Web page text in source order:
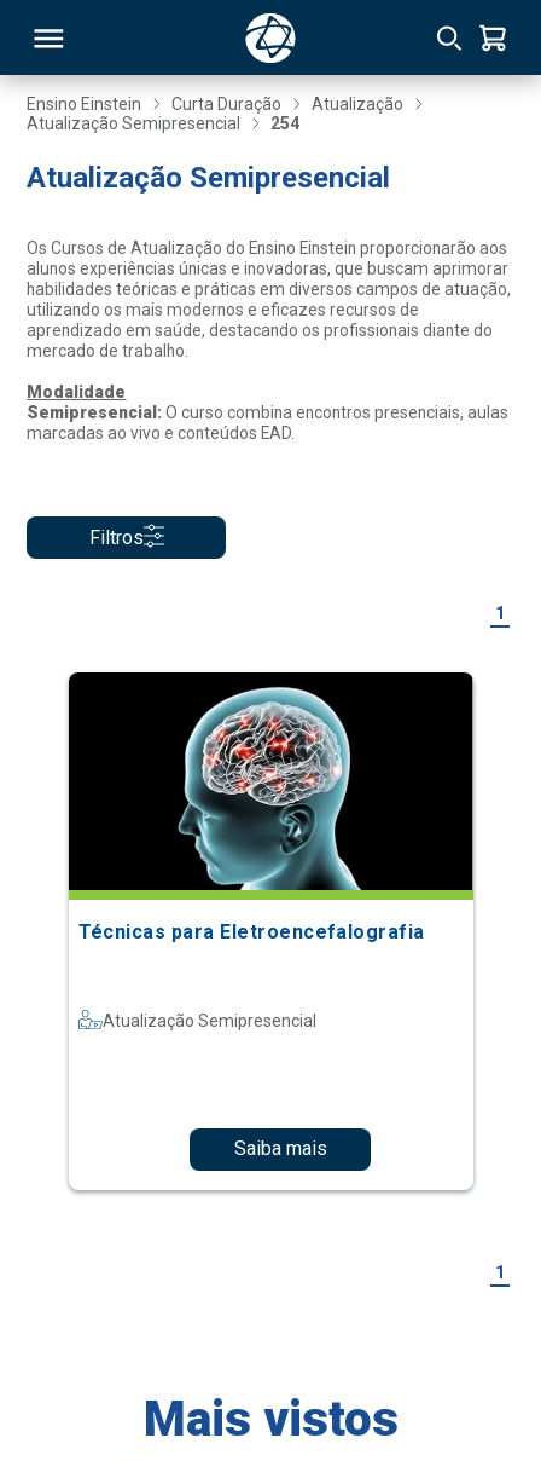
Ensino Einstein Curta Duração
Atualização
Atualização Semipresencial
254
Atualização Semipresencial
Os Cursos de Atualização do Ensino Einstein proporcionarão aos
alunos experiências únicas e inovadoras, que buscam aprimorar
habilidades teóricas e práticas em diversos campos de atuação,
utilizando os mais modernos e eficazes recursos de
aprendizado em saúde, destacando os profissionais diante do
mercado de trabalho.
Modalidade
Semipresencial:O curso combina encontros presenciais, aulas
marcadas ao vivo e conteúdos EAD.
Filtros
1
Técnicas para Eletroencefalografia
Atualização Semipresencial
Saiba mais
1
Mais vistos